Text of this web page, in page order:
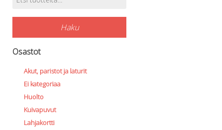
Haku
Osastot
Akut, paristot ja laturit
Ei kategoriaa
Huolto
Kuivapuvut
Lahjakortti